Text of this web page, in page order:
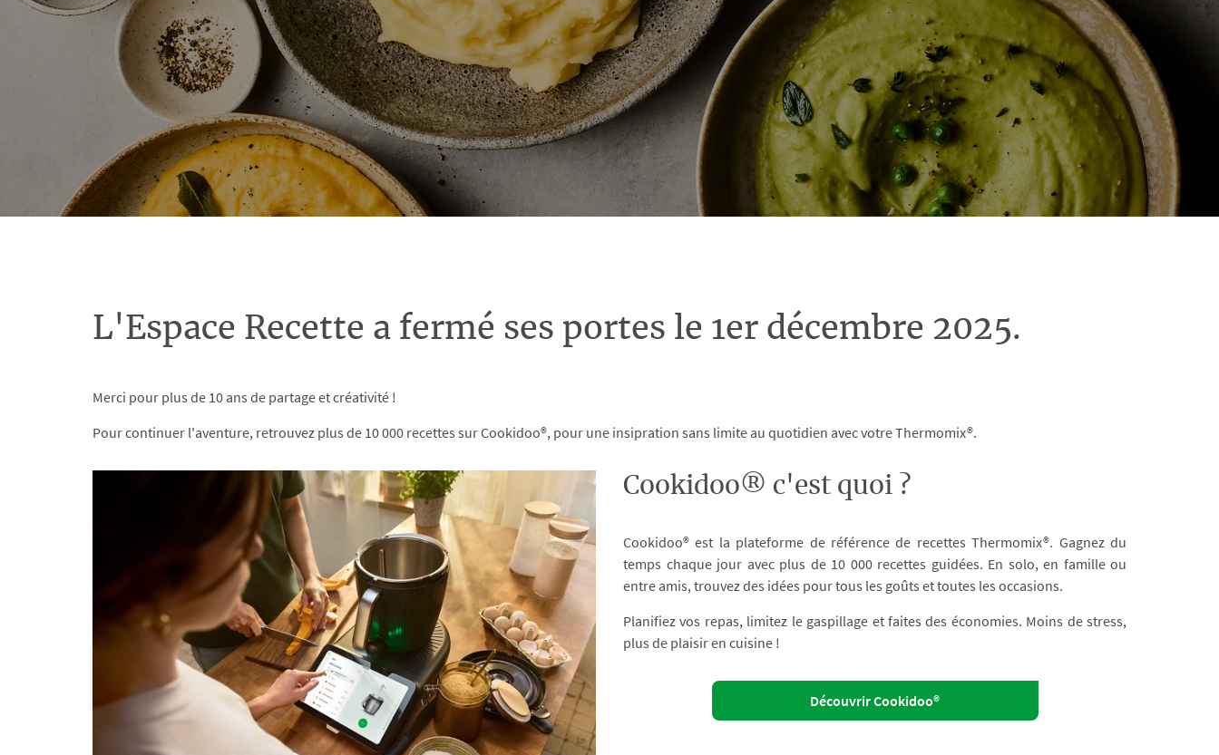
L'Espace Recette a fermé ses portes le 1er décembre 2025.
Merci pour plus de 10 ans de partage et créativité !
Pour continuer l'aventure, retrouvez plus de 10 000 recettes sur Cookidoo®, pour une insipration sans limite au quotidien avec votre Thermomix®.
Cookidoo® c'est quoi ?
Cookidoo® est la plateforme de référence de recettes Thermomix®. Gagnez du
temps chaque jour avec plus de 10 000 recettes guidées. En solo, en famille ou
entre amis, trouvez des idées pour tous les goûts et toutes les occasions.
Planifiez vos repas, limitez le gaspillage et faites des économies. Moins de stress,
plus de plaisir en cuisine !
Découvrir Cookidoo®